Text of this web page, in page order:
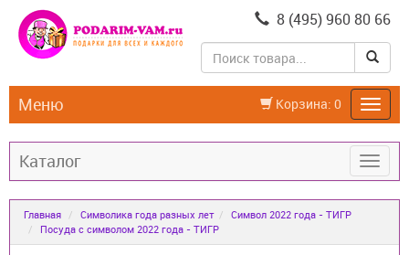
8 (495) 960 80 66
Корзина: 0
Меню
Каталог
Главная Символика года разных лет
Символ 2022 года - ТИГР
Посуда с символом 2022 года - ТИГР